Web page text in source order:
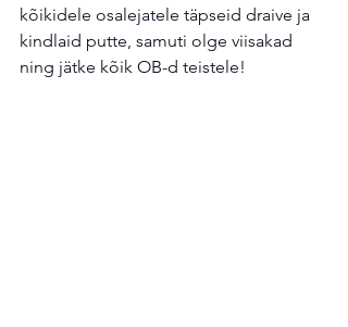
kõikidele osalejatele täpseid draive ja
kindlaid putte, samuti olge viisakad
ning jätke kõik OB-d teistele!